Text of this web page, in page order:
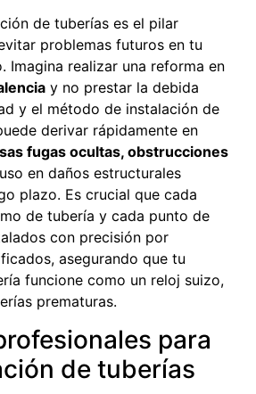
de tuberías es el pilar
problemas futuros en tu
Imagina realizar una reforma en
y no prestar la debida
y el método de instalación de
derivar rápidamente en
fugas ocultas, obstrucciones
en daños estructurales
plazo. Es crucial que cada
de tubería y cada punto de
con precisión por
asegurando que tu
funcione como un reloj suizo,
prematuras.
para
de tuberías